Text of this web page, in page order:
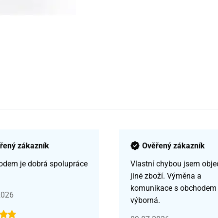
zákazník
je dobrá spolupráce
Ověřený zákazník
Vlastní chybou jsem
jiné zboží. Výměna a
komunikace s obchodem
výborná.